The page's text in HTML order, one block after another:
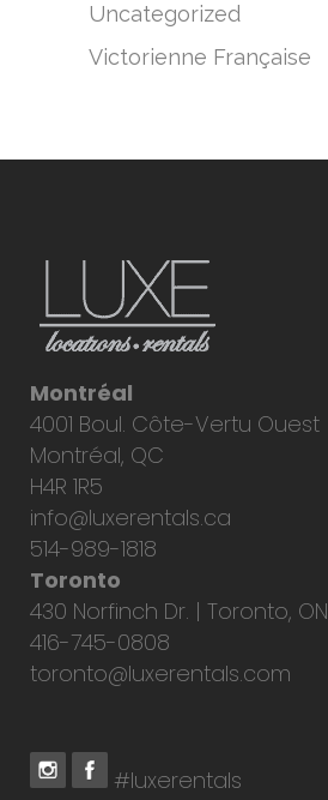
Uncategorized
Victorienne Française
Montréal
4001 Boul. Côte-Vertu Ouest
Montréal, QC
H4R 1R5
info@luxerentals.ca
514-989-1818
Toronto
430 Norfinch Dr. | Toronto, ON
416-745-0808
toronto@luxerentals.com
#luxerentals